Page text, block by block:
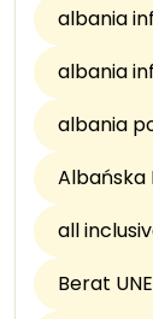
albania
albania
albania
Albańska
all
Berat